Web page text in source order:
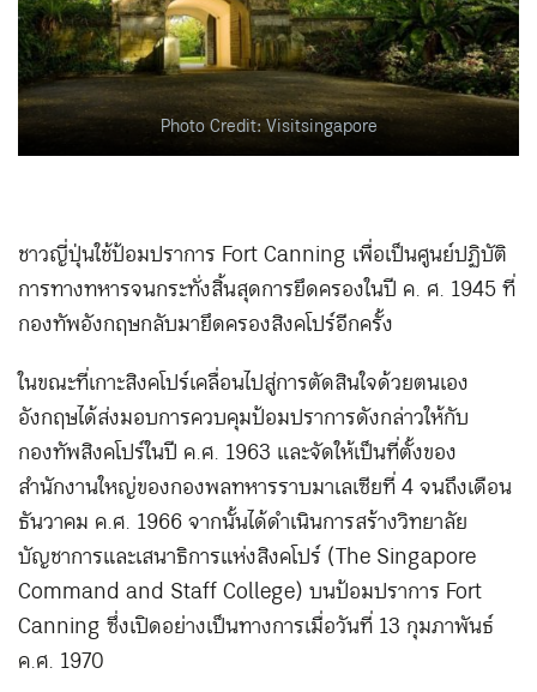
Photo Credit: Visitsingapore
ชาวญี่ปุ่นใช้ป้อมปราการ Fort Canning เพื่อเป็นศูนย์ปฏิบัติ
การทางทหารจนกระทั่งสิ้นสุดการยึดครองในปี ค. ศ. 1945 ที่
กองทัพอังกฤษกลับมายึดครองสิงคโปร์อีกครั้ง
ในขณะที่เกาะสิงคโปร์เคลื่อนไปสู่การตัดสินใจด้วยตนเอง
อังกฤษได้ส่งมอบการควบคุมป้อมปราการดังกล่าวให้กับ
กองทัพสิงคโปร์ในปี ค.ศ. 1963 และจัดให้เป็นที่ตั้งของ
สำนักงานใหญ่ของกองพลทหารราบมาเลเซียที่ 4 จนถึงเดือน
ธันวาคม ค.ศ. 1966 จากนั้นได้ดำเนินการสร้างวิทยาลัย
บัญชาการและเสนาธิการแห่งสิงคโปร์ (The Singapore
Command and Staff College) บนป้อมปราการ Fort
Canning ซึ่งเปิดอย่างเป็นทางการเมื่อวันที่ 13 กุมภาพันธ์
ค.ศ. 1970